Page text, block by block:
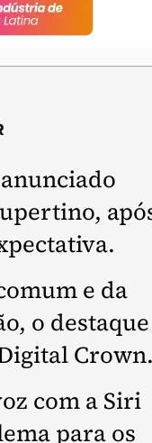
e da
o destaque
com a Siri
para os